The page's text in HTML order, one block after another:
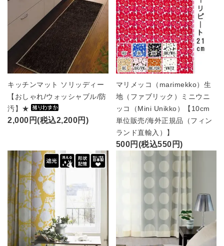
キッチンマット ソリッディー
【おしゃれ/ウォッシャブル/防
汚】★
2,000円(税込2,200円)
マリメッコ（marimekko）生
地（ファブリック）ミニウニ
ッコ（Mini Unikko）【10cm
単位販売/海外正規品（フィン
ランド直輸入）】
500円(税込550円)